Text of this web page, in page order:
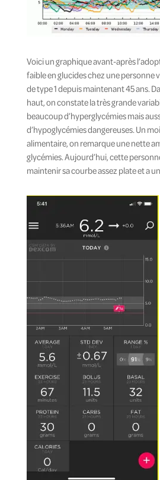
Voici un graphique avant-après
faible en glucides chez une personne
de type 1 depuis maintenant 45 ans.
haut, on constate la très grande
beaucoup d’hyperglycémies mais
d’hypoglycémies dangereuses. Un
alimentaire, on remarque une nette
glycémies. Aujourd’hui, cette
maintenir sa courbe assez plate et a